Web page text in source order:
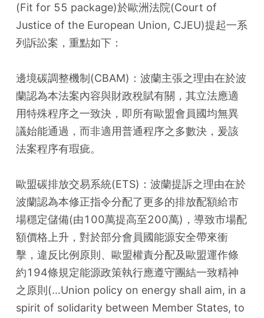
(Fit for 55 package)於歐洲法院(Court of
Justice of the European Union, CJEU)提起一系
列訴訟案，重點如下：
邊境碳調整機制(CBAM)：波蘭主張之理由在於波
蘭認為本法案內容與財政稅賦有關，其立法應適
用特殊程序之一致決，即所有歐盟會員國均無異
議始能通過，而非適用普通程序之多數決，爰該
法案程序有瑕疵。
歐盟碳排放交易系統(ETS)：波蘭提訴之理由在於
波蘭認為本修正指令分配了更多的排放配額給市
場穩定儲備(由100萬提高至200萬)，導致市場配
額價格上升，對於部分會員國能源安全帶來衝
擊，違反比例原則、歐盟權責分配及歐盟運作條
約194條規定能源政策執行應遵守團結一致精神
之原則(…Union policy on energy shall aim, in a
spirit of solidarity between Member States, to